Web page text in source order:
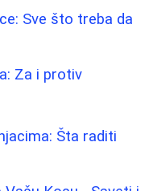
Sve što treba da
Za i protiv
Šta raditi